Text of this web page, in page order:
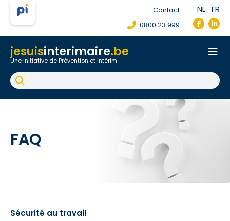
Contact
0800 23 999
NL FR
jesuisinterimaire.be
Une initiative de Prévention et Intérim
Accueil
Fiche de poste de travail
Accident du travail
FAQ
Sécurité au travail